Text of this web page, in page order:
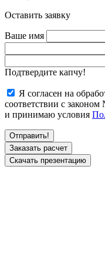
Оставить заявку
Ваше имя
Подтвердите капчу!
Я согласен на
соответствии с
и принимаю условия
Заказать расчет
Скачать презентацию